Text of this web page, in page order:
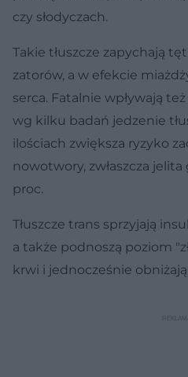
czy słodyczach.
Takie tłuszcze zapychają
zatorów, a w efekcie
serca. Fatalnie wpływają
wg kilku badań jedzenie
ilościach zwiększa ryzyko
nowotwory, zwłaszcza
proc.
Tłuszcze trans sprzyjają
a także podnoszą poziom
krwi i jednocześnie